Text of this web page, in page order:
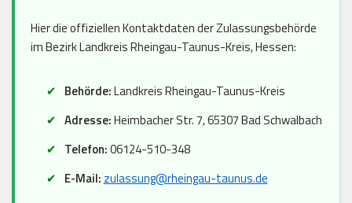
Hier die offiziellen Kontaktdaten der Zulassungsbehörde
im Bezirk Landkreis Rheingau-Taunus-Kreis, Hessen:
Behörde:Landkreis Rheingau-Taunus-Kreis
Adresse:Heimbacher Str. 7, 65307 Bad Schwalbach
Telefon:06124-510-348
E-Mail: zulassung@rheingau-taunus.de